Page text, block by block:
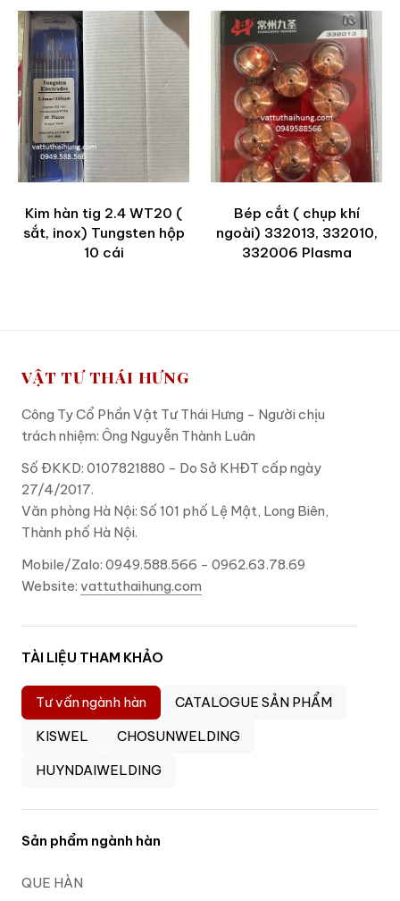
Kim hàn tig 2.4 WT20 (
sắt, inox) Tungsten hộp
10 cái
Bép cắt ( chụp khí
ngoài) 332013, 332010,
332006 Plasma
VẬT TƯ THÁI HƯNG
Công Ty Cổ Phần Vật Tư Thái Hưng - Người chịu
trách nhiệm: Ông Nguyễn Thành Luân
Số ĐKKD: 0107821880 - Do Sở KHĐT cấp ngày
27/4/2017.
Văn phòng Hà Nội: Số 101 phố Lệ Mật, Long Biên,
Thành phố Hà Nội.
Mobile/Zalo: 0949.588.566 - 0962.63.78.69
Website: vattuthaihung.com
TÀI LIỆU THAM KHẢO
Tư vấn ngành hàn
CATALOGUE SẢN PHẨM
KISWEL
CHOSUNWELDING
HUYNDAIWELDING
Sản phẩm ngành hàn
QUE HÀN